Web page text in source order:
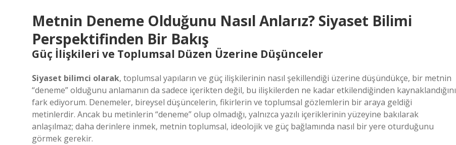
Metnin Deneme Olduğunu Nasıl Anlarız? Siyaset Bilimi
Perspektifinden Bir Bakış
Güç İlişkileri ve Toplumsal Düzen Üzerine Düşünceler
Siyaset bilimci olarak, toplumsal yapıların ve güç ilişkilerinin nasıl şekillendiği üzerine düşündükçe, bir metnin
“deneme” olduğunu anlamanın da sadece içerikten değil, bu ilişkilerden ne kadar etkilendiğinden kaynaklandığını
fark ediyorum. Denemeler, bireysel düşüncelerin, fikirlerin ve toplumsal gözlemlerin bir araya geldiği
metinlerdir. Ancak bu metinlerin “deneme” olup olmadığı, yalnızca yazılı içeriklerinin yüzeyine bakılarak
anlaşılmaz; daha derinlere inmek, metnin toplumsal, ideolojik ve güç bağlamında nasıl bir yere oturduğunu
görmek gerekir.